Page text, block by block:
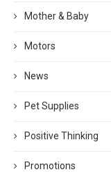
Mother & Baby
Motors
News
Pet Supplies
Positive Thinking
Promotions